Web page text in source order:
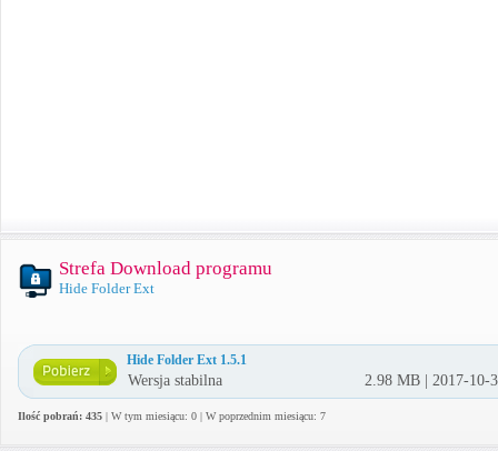
Strefa Download programu
Hide Folder Ext
Hide Folder Ext 1.5.1
Wersja stabilna 2.98 MB | 2017-10-
Ilość pobrań: 435 | W tym miesiącu: 0 | W poprzednim miesiącu: 7